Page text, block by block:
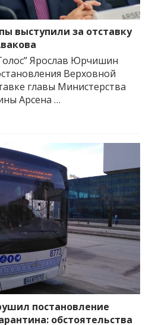
выступили за отставку
Ярослав Юрчишин
Верховной
главы Министерства
Арсена …
постановление
обстоятельства